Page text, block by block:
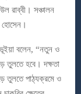
রাব্বী। সঞ্চালন
বলেন, “নতুন ও
তুলতে হবে। দক্ষতা
তুলতে পাঠ্যক্রমে ও